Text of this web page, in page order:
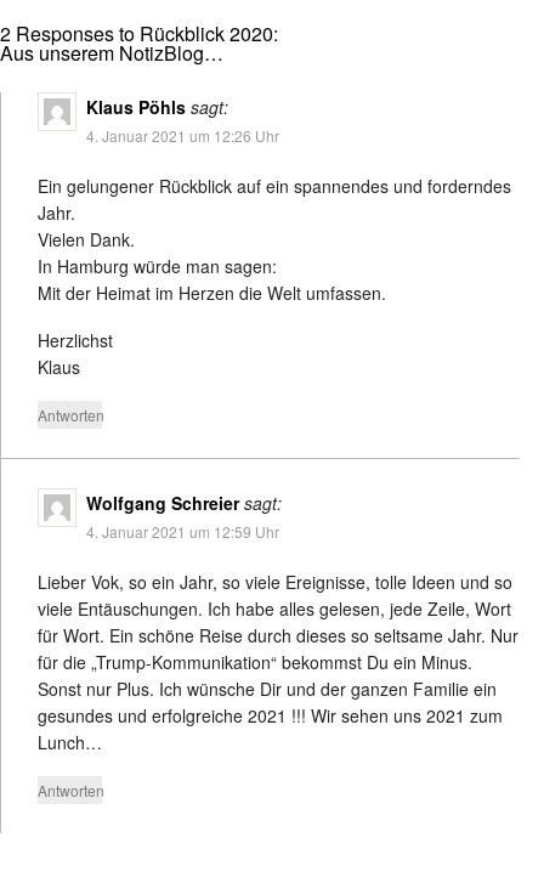
2 Responses to Rückblick 2020:
Aus unserem NotizBlog…
Klaus Pöhls sagt:
4. Januar 2021 um 12:26 Uhr
Ein gelungener Rückblick auf ein spannendes und forderndes
Jahr.
Vielen Dank.
In Hamburg würde man sagen:
Mit der Heimat im Herzen die Welt umfassen.
Herzlichst
Klaus
Antworten
Wolfgang Schreier sagt:
4. Januar 2021 um 12:59 Uhr
Lieber Vok, so ein Jahr, so viele Ereignisse, tolle Ideen und so
viele Entäuschungen. Ich habe alles gelesen, jede Zeile, Wort
für Wort. Ein schöne Reise durch dieses so seltsame Jahr. Nur
für die „Trump-Kommunikation“ bekommst Du ein Minus.
Sonst nur Plus. Ich wünsche Dir und der ganzen Familie ein
gesundes und erfolgreiche 2021 !!! Wir sehen uns 2021 zum
Lunch…
Antworten